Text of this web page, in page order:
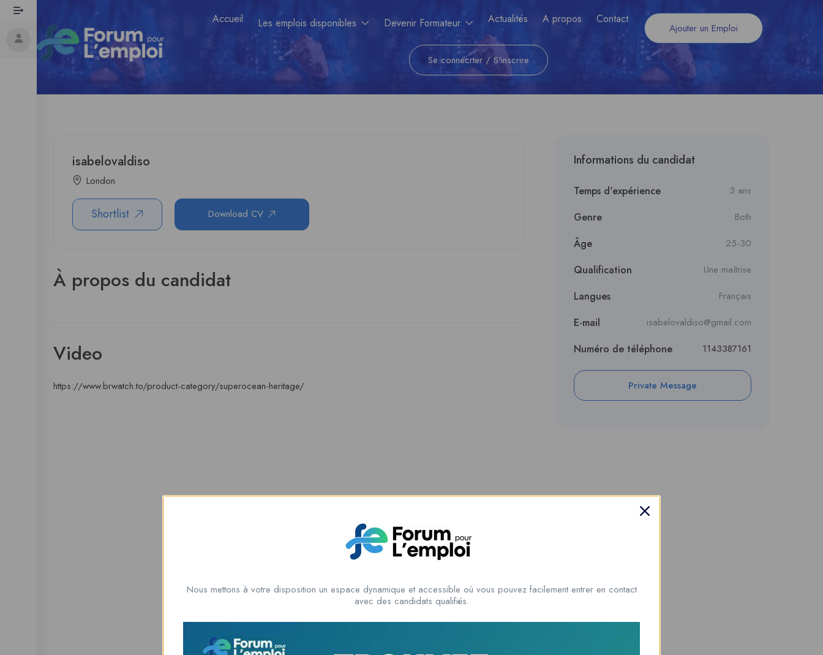
Accueil Les emplois disponibles Devenir Formateur Actualités A propos Contact
Ajouter un Emploi
Se connecrter / S'inscrire
isabelovaldiso
London
Shortlist Download CV
À propos du candidat
Video
https://www.brwatch.to/product-category/superocean-heritage/
Informations du candidat
Temps d'expérience 3 ans
Genre Both
Âge 25-30
Qualification Une maîtrise
Langues Français
E-mail isabelovaldiso@gmail.com
Numéro de téléphone 1143387161
Private Message
Nous mettons à votre disposition un espace dynamique et accessible où vous pouvez facilement entrer en contact
avec des candidats qualifiés.